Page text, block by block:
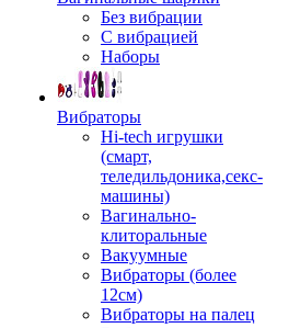
Без вибрации
С вибрацией
Наборы
Вибраторы
Hi-tech игрушки
(смарт,
теледильдоника,секс-
машины)
Вагинально-
клиторальные
Вакуумные
Вибраторы (более
12см)
Вибраторы на палец